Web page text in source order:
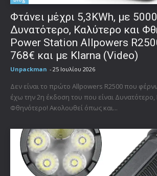
Φτάνει μέχρι 5,3KWh, με
Δυνατότερο, Καλύτερο και
Power Station Allpowers
768€ και με Klarna (Video)
Unpackman - 25 Ιουλίου 2026
Δεν είναι το πρώτο Allpowers R2500 που
έχω την 2η έκδοση του που είναι Δυνατότερο,
Φθηνότερο! Ακολουθεί όπως και...